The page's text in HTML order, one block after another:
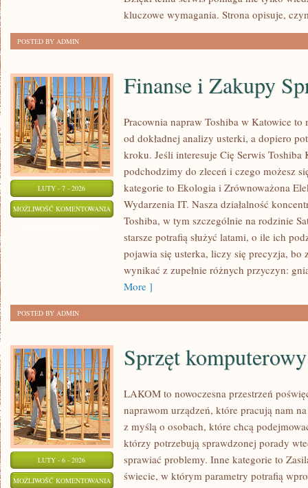
kluczowe wymagania. Strona opisuje,
POSTED BY ADMIN
LUTY - 7 - 2026
MOŻLIWOŚĆ KOMENTOWANIA FINANSE
ZAKUPY
SPRZĘTU
Finanse i Zakupy
Pracownia napraw Toshiba w Katowice
od dokładnej analizy usterki, a dopiero
kroku. Jeśli interesuje Cię Serwis
podchodzimy do zleceń i czego możesz
kategorie to Ekologia i Zrównoważona
Wydarzenia IT. Nasza działalność
Toshiba, w tym szczególnie na rodzinie
starsze potrafią służyć latami, o ile ich
pojawia się usterka, liczy się precyzja,
wynikać z zupełnie różnych przyczyn:
More ]
POSTED BY ADMIN
LUTY - 6 - 2026
MOŻLIWOŚĆ KOMENTOWANIA SPRZĘT
Sprzęt komputerowy
LAKOM to nowoczesna przestrzeń
naprawom urządzeń, które pracują nam
z myślą o osobach, które chcą
którzy potrzebują sprawdzonej porady
sprawiać problemy. Inne kategorie to
świecie, w którym parametry potrafią